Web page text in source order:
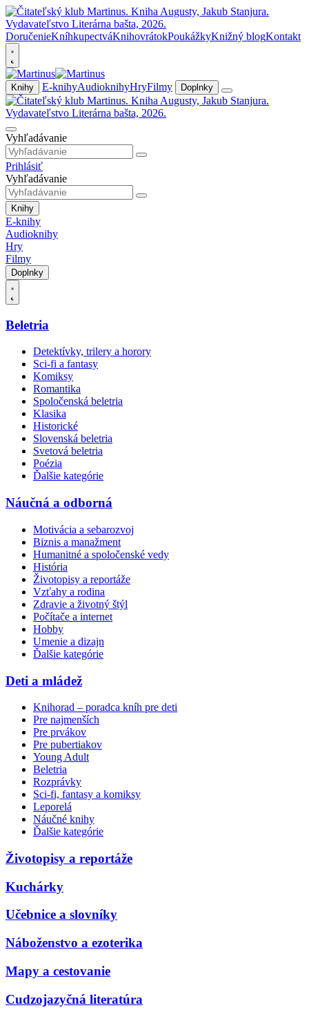
DoručenieKníhkupectváKnihovrátokPoukážkyKnižný blogKontakt
Knihy E-knihyAudioknihyHryFilmy Doplnky
Vyhľadávanie
Prihlásiť
Vyhľadávanie
Knihy
E-knihy
Audioknihy
Hry
Filmy
Doplnky
Beletria
Detektívky, trilery a horory
Sci-fi a fantasy
Komiksy
Romantika
Spoločenská beletria
Klasika
Historické
Slovenská beletria
Svetová beletria
Poézia
Ďalšie kategórie
Náučná a odborná
Motivácia a sebarozvoj
Biznis a manažment
Humanitné a spoločenské vedy
História
Životopisy a reportáže
Vzťahy a rodina
Zdravie a životný štýl
Počítače a internet
Hobby
Umenie a dizajn
Ďalšie kategórie
Deti a mládež
Knihorad – poradca kníh pre deti
Pre najmenších
Pre prvákov
Pre pubertiakov
Young Adult
Beletria
Rozprávky
Sci-fi, fantasy a komiksy
Leporelá
Náučné knihy
Ďalšie kategórie
Životopisy a reportáže
Kuchárky
Učebnice a slovníky
Náboženstvo a ezoterika
Mapy a cestovanie
Cudzojazyčná literatúra